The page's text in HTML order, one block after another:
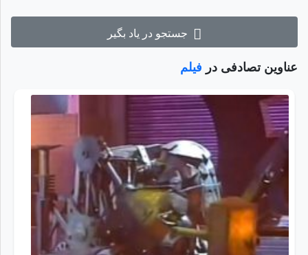
جستجو در یاد بگیر
عناوین تصادفی در فیلم